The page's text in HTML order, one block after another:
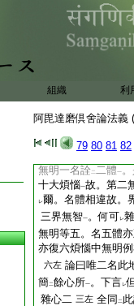
組織 利
阿毘達磨倶舍論法義
79 80 81 82
主案立。先師有 之
婆沙四十二
十 八
左終目
云二復立不善
。準
論何故此地不 説
是婆沙義。於二本論 一
有二 三説 一。第一無
無明一名詮二二體一
十大煩惱一故。第二
レ爾。名體相違故。
三界無智一。何可レ雜
無明等五。名五體
亦復六煩惱中無明
六左 論曰唯二名
簡二餘心所一。下言レ
雜心二 三左 全同 二